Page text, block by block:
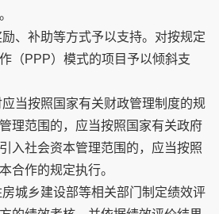
、补助等方式予以支持。对按规定
（PPP）模式的项目予以倾斜支
当按照国家有关财政管理制度的规
理范围的，应当按照国家有关政府
入社会资本管理范围的，应当按照
合作的规定执行。
城乡建设部等相关部门制定绩效评